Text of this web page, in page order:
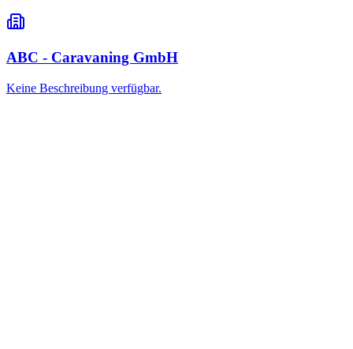
ABC - Caravaning GmbH
Keine Beschreibung verfügbar.